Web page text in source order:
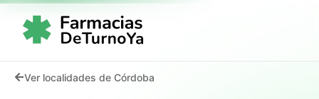
Ver localidades de Córdoba